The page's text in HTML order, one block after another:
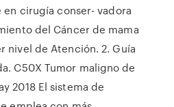
cirugía conser- vadora
del Cáncer de mama
nivel de Atención. 2. Guía
C50X Tumor maligno de
2018 El sistema de